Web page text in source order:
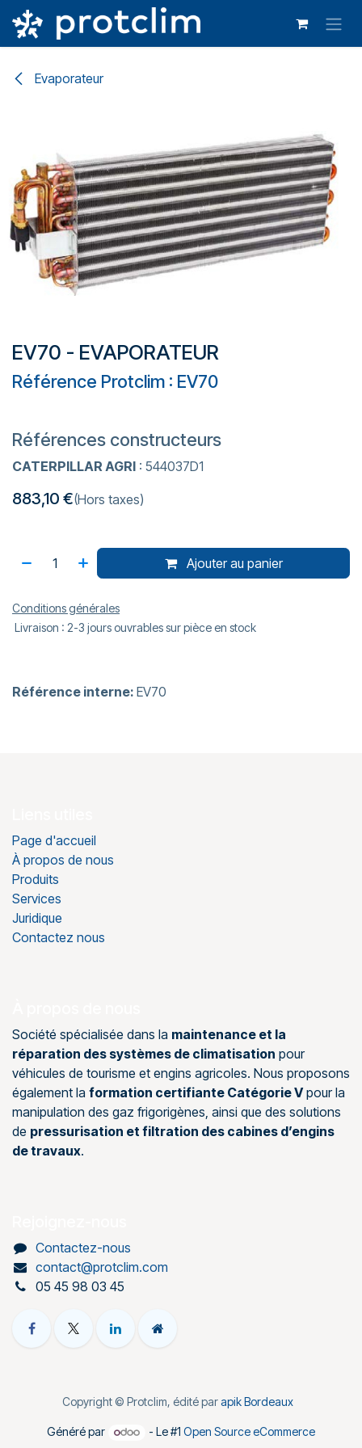
Se rendre au contenu
Evaporateur
EV70 - EVAPORATEUR
Référence Protclim : EV70
Références constructeurs
CATERPILLAR AGRI : 544037D1
883,10 €(Hors taxes)
Ajouter au panier
Conditions générales
Livraison : 2-3 jours ouvrables sur pièce en stock
Référence interne: EV70
Page d'accueil
À propos de nous
Produits
Services
Juridique
Contactez nous
Société spécialisée dans la maintenance et la
réparation des systèmes de climatisation pour
véhicules de tourisme et engins agricoles. Nous proposons
également la formation certifiante Catégorie Vpour la
manipulation des gaz frigorigènes, ainsi que des solutions
de pressurisation et filtration des cabines d’engins
de travaux.
Contactez-nous
contact@protclim.com
05 45 98 03 45
Copyright © Protclim, édité parapik Bordeaux
Généré par - Le #1Open Source eCommerce